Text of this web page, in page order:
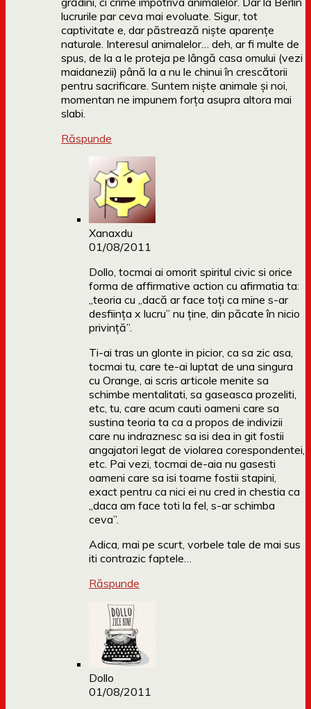
lucrurile par ceva mai evoluate. Sigur, tot
captivitate e, dar păstrează niște aparențe
naturale. Interesul animalelor… deh, ar fi multe de
spus, de la a le proteja pe lângă casa omului (vezi
maidanezii) până la a nu le chinui în crescătorii
pentru sacrificare. Suntem niște animale și noi,
momentan ne impunem forța asupra altora mai
slabi.
Răspunde
Xanaxdu
01/08/2011
Dollo, tocmai ai omorit spiritul civic si orice
forma de affirmative action cu afirmatia ta:
„teoria cu „dacă ar face toți ca mine s-ar
desființa x lucru” nu ține, din păcate în nicio
privință”.
Ti-ai tras un glonte in picior, ca sa zic asa,
tocmai tu, care te-ai luptat de una singura
cu Orange, ai scris articole menite sa
schimbe mentalitati, sa gaseasca prozeliti,
etc, tu, care acum cauti oameni care sa
sustina teoria ta ca a propos de indivizii
care nu indraznesc sa isi dea in git fostii
angajatori legat de violarea corespondentei,
etc. Pai vezi, tocmai de-aia nu gasesti
oameni care sa isi toarne fostii stapini,
exact pentru ca nici ei nu cred in chestia ca
„daca am face toti la fel, s-ar schimba
ceva”.
Adica, mai pe scurt, vorbele tale de mai sus
iti contrazic faptele…
Răspunde
Dollo
01/08/2011